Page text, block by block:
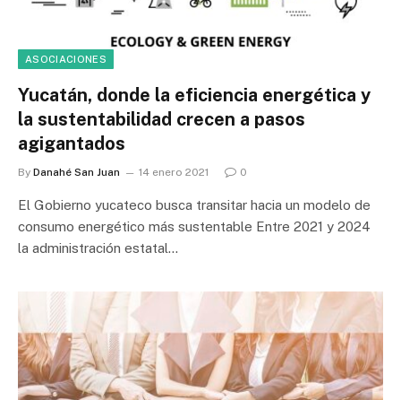
ASOCIACIONES
Yucatán, donde la eficiencia energética y
la sustentabilidad crecen a pasos
agigantados
By Danahé San Juan 14 enero 2021 0
El Gobierno yucateco busca transitar hacia un modelo de
consumo energético más sustentable Entre 2021 y 2024
la administración estatal…